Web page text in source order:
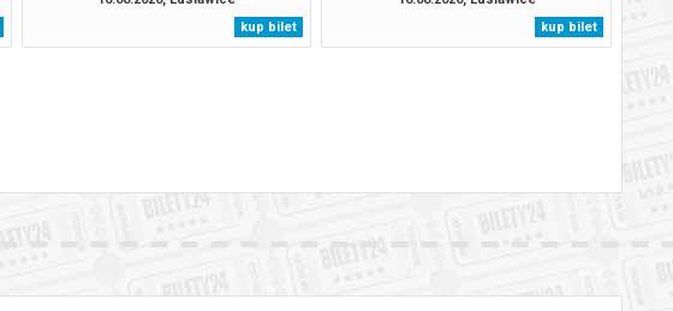
kup bilet
kup bilet